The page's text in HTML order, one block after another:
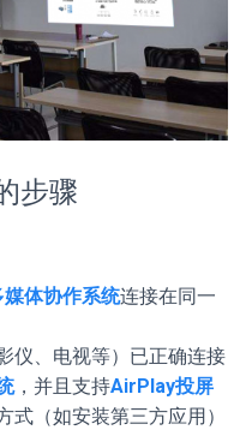
步骤
媒体协作系统连接在同一
仪、电视等）已正确连接
，并且支持AirPlay投屏
式（如安装第三方应用）